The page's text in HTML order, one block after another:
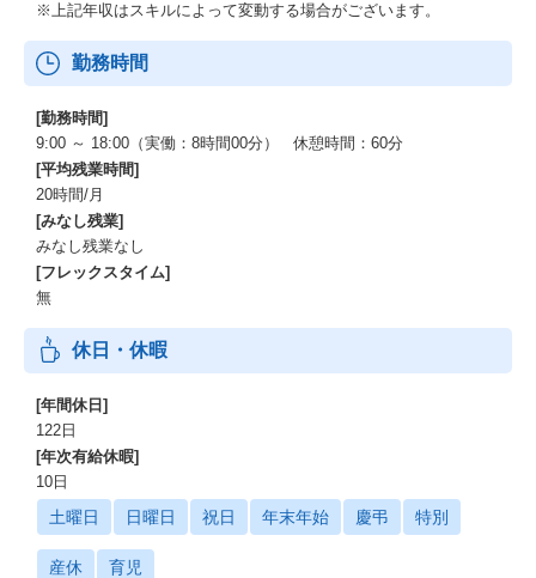
※上記年収はスキルによって変動する場合がございます。
勤務時間
[勤務時間]
9:00 ～ 18:00（実働：8時間00分） 休憩時間：60分
[平均残業時間]
20時間/月
[みなし残業]
みなし残業なし
[フレックスタイム]
無
休日・休暇
[年間休日]
122日
[年次有給休暇]
10日
土曜日 日曜日 祝日 年末年始 慶弔 特別
産休 育児